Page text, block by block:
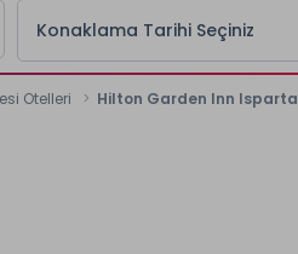
Konaklama Tarihi Seçiniz
Otelleri
Hilton Garden Inn Isparta